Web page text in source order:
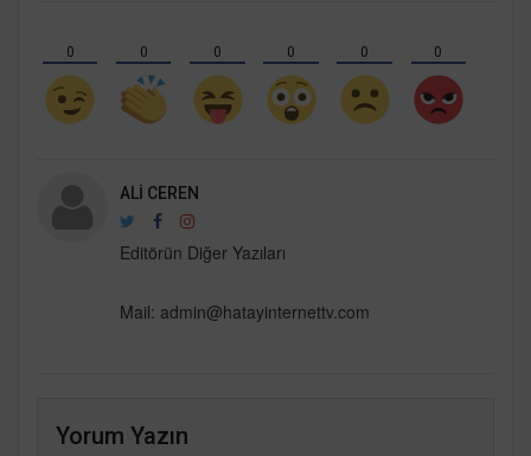
0 0 0 0 0 0
ALI CEREN
Editörün Diğer Yazıları
Mail: admin@hatayinternettv.com
Yorum Yazın